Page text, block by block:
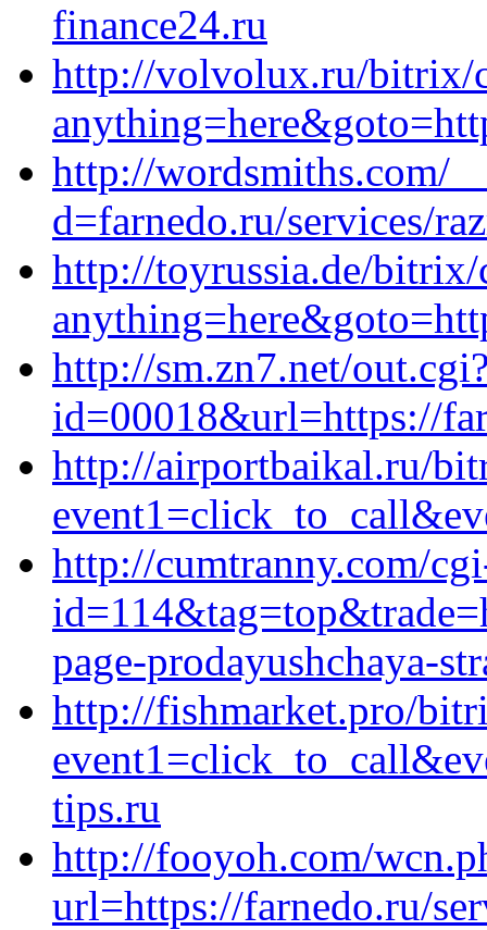
finance24.ru
http://volvolux.ru/bitrix/
http://wordsmiths.com/
d=farnedo.ru/services/
http://toyrussia.de/
http://sm.zn7.net/
id=00018&url=https://
http://airportbaikal.ru/
http://cumtranny.com/
page-prodayushchaya-
http://fishmarket.pro/
tips.ru
http://fooyoh.com/
url=https://farnedo.ru/